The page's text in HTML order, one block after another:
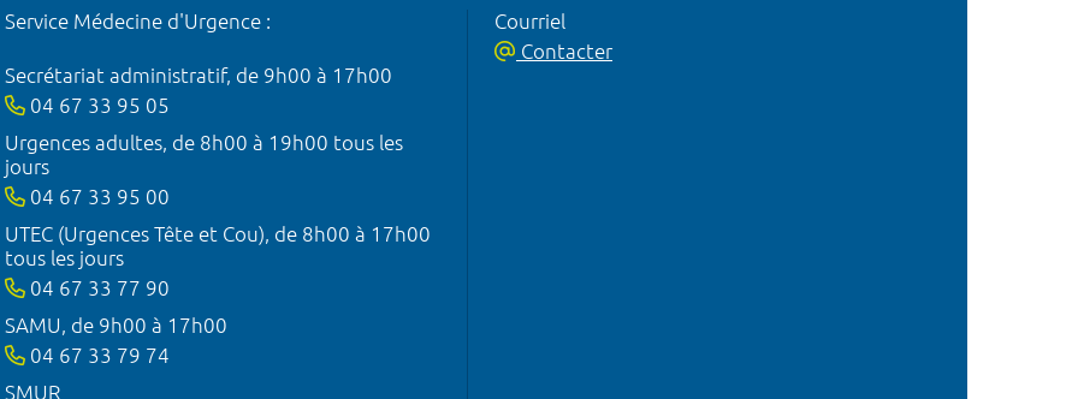
Service Médecine d'Urgence :
Secrétariat administratif, de 9h00 à 17h00
04 67 33 95 05
Urgences adultes, de 8h00 à 19h00 tous les
jours
04 67 33 95 00
UTEC (Urgences Tête et Cou), de 8h00 à 17h00
tous les jours
04 67 33 77 90
SAMU, de 9h00 à 17h00
04 67 33 79 74
SMUR
Courriel
Contacter